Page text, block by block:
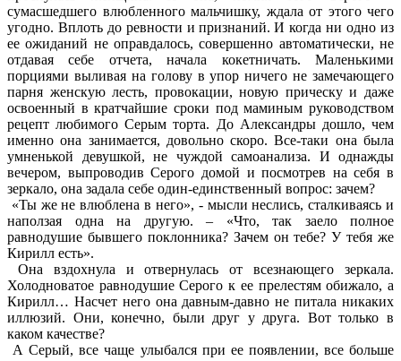
сумасшедшего влюбленного мальчишку, ждала от этого чего
угодно. Вплоть до ревности и признаний. И когда ни одно из
ее ожиданий не оправдалось, совершенно автоматически, не
отдавая себе отчета, начала кокетничать. Маленькими
порциями выливая на голову в упор ничего не замечающего
парня женскую лесть, провокации, новую прическу и даже
освоенный в кратчайшие сроки под маминым руководством
рецепт любимого Серым торта. До Александры дошло, чем
именно она занимается, довольно скоро. Все-таки она была
умненькой девушкой, не чуждой самоанализа. И однажды
вечером, выпроводив Серого домой и посмотрев на себя в
зеркало, она задала себе один-единственный вопрос: зачем?
«Ты же не влюблена в него», - мысли неслись, сталкиваясь и
наползая одна на другую. – «Что, так заело полное
равнодушие бывшего поклонника? Зачем он тебе? У тебя же
Кирилл есть».
Она вздохнула и отвернулась от всезнающего зеркала.
Холодноватое равнодушие Серого к ее прелестям обижало, а
Кирилл… Насчет него она давным-давно не питала никаких
иллюзий. Они, конечно, были друг у друга. Вот только в
каком качестве?
А Серый, все чаще улыбался при ее появлении, все больше